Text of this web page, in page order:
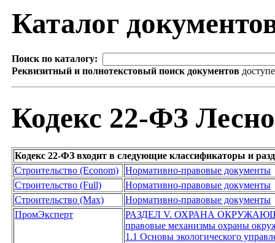
Каталог
Поиск по каталогу:
Реквизитный и полнотекстовый поиск документов
Кодекс 22-ФЗ
Кодекс 22-ФЗ входит в следующие классификаторы и
Строительство (Econom)
Нормативно-правовые документы
Строительство (Full)
Нормативно-правовые документы
Строительство (Max)
Нормативно-правовые документы
ПромЭксперт
РАЗДЕЛ V. ОХРАНА
правовые механизмы охраны
1.1 Основы экологического